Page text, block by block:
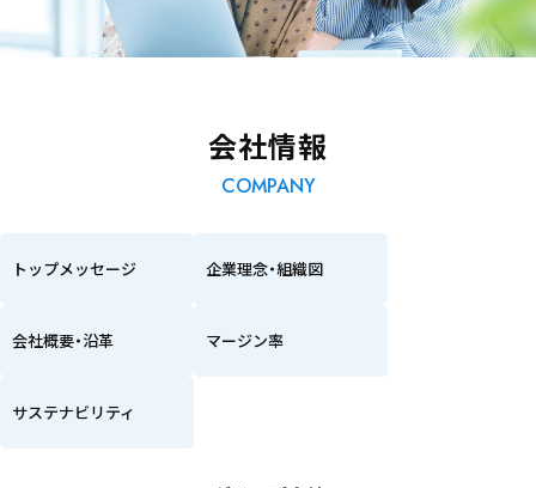
会社情報
COMPANY
トップメッセージ 企業理念・組織図
会社概要・沿革 マージン率
サステナビリティ